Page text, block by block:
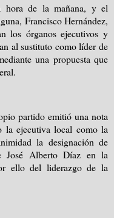
hora de la mañana, y el
Francisco Hernández,
los órganos ejecutivos y
al sustituto como líder de
una propuesta que
partido emitió una nota
la ejecutiva local como la
la designación de
José Alberto Díaz en la
ello del liderazgo de la